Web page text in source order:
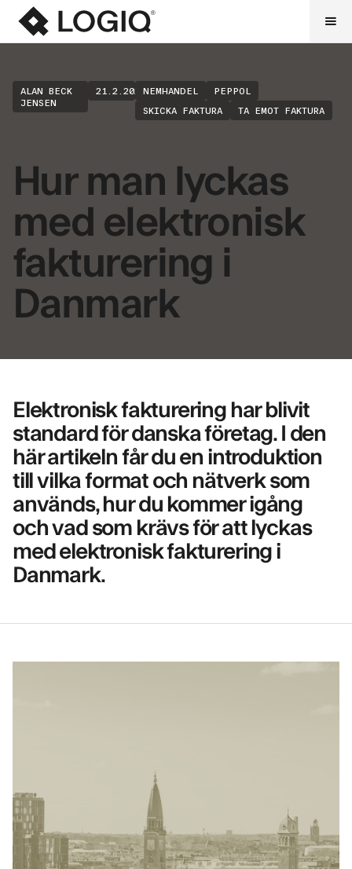
ALAN BECK
JENSEN
21.2.2025NEMHANDEL
PEPPOL
SKICKA FAKTURA
TA EMOT FAKTURA
Hur man lyckas
med elektronisk
fakturering i
Danmark
Elektronisk fakturering har blivit
standard för danska företag. I den
här artikeln får du en introduktion
till vilka format och nätverk som
används, hur du kommer igång
och vad som krävs för att lyckas
med elektronisk fakturering i
Danmark.